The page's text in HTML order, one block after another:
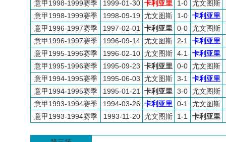
意甲1998-1999赛季
1999-01-30 卡利亚里 1-0 尤文图斯
意甲1998-1999赛季
1998-09-19 尤文图斯 1-0 卡利亚里
意甲1996-1997赛季
1997-02-01 卡利亚里 0-0 尤文图斯
意甲1996-1997赛季
1996-09-14 尤文图斯 2-1
卡利亚里
意甲1995-1996赛季
1996-02-10 尤文图斯 4-1
卡利亚里
意甲1995-1996赛季
1995-09-23 卡利亚里 0-0 尤文图斯
意甲1994-1995赛季
1995-06-03 尤文图斯 3-1
卡利亚里
意甲1994-1995赛季
1995-01-21 卡利亚里 3-0 尤文图斯
意甲1993-1994赛季
1994-03-26 卡利亚里 0-1
尤文图斯
意甲1993-1994赛季
1993-11-20 尤文图斯 1-1 卡利亚里